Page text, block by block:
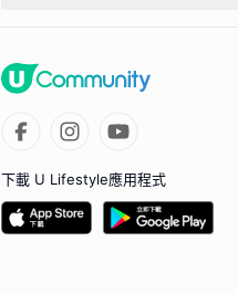
下載 U Lifestyle應用程式